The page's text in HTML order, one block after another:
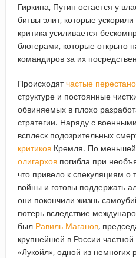
Гиркина, Путин остается у
битвы элит, которые
критика усиливается
блогерами, которые открыто
командиров за их
Происходятчастые
структуре и постоянные
обвиняемых в плохо
стратегии. Наряду с
всплеск подозрительных
критиковКремля. По
олигарховпогибла при
что привело к спекуляциям
войны и готовы поддержать
они покончили жизнь
потерь вследствие
был Равиль Маганов,
крупнейшей в России
«Лукойл», одной из немногих